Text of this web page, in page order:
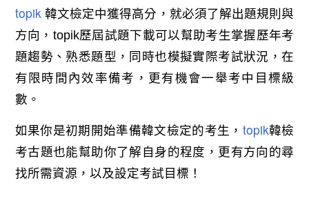
topik 韓文檢定中獲得高分，就必須了解出題規則與
方向，topik歷屆試題下載可以幫助考生掌握歷年考
題趨勢、熟悉題型，同時也模擬實際考試狀況，在
有限時間內效率備考，更有機會一舉考中目標級
數。
如果你是初期開始準備韓文檢定的考生， topik韓檢
考古題也能幫助你了解自身的程度，更有方向的尋
找所需資源，以及設定考試目標！